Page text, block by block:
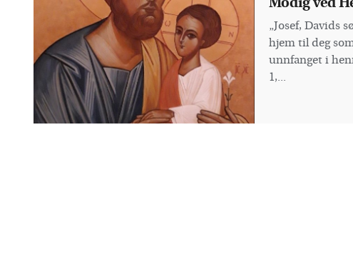
Modig ved
„Josef, Davids
hjem til deg
unnfanget i
1,...